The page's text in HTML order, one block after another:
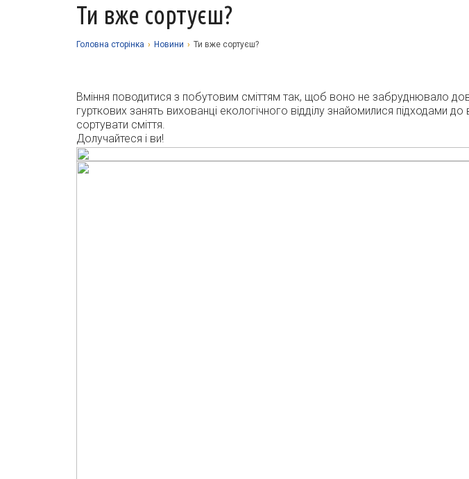
Ти вже сортуєш?
Головна сторiнка › Новини › Ти вже сортуєш?
Вміння поводитися з побутовим сміттям так, щоб воно не забруднювало
гурткових занять вихованці екологічного відділу знайомилися підходами
сортувати сміття.
Долучайтеся і ви!